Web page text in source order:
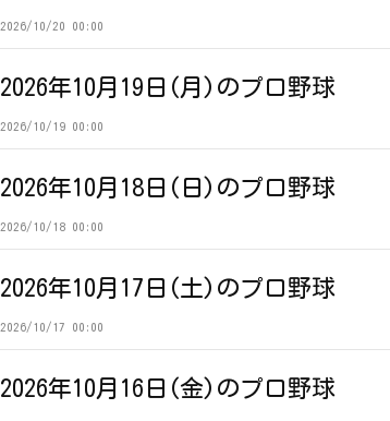
2026/10/20 00:00
2026年10月19日(月)のプロ野球
2026/10/19 00:00
2026年10月18日(日)のプロ野球
2026/10/18 00:00
2026年10月17日(土)のプロ野球
2026/10/17 00:00
2026年10月16日(金)のプロ野球